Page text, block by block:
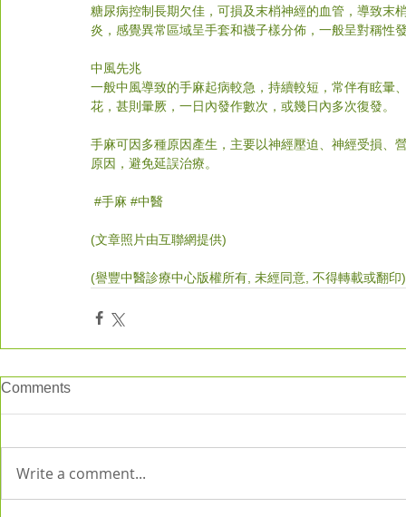
糖尿病控制長期欠佳，可損及末梢神經的血管，導致末
炎，感覺異常區域呈手套和襪子樣分佈，一般呈對稱性
中風先兆
一般中風導致的手麻起病較急，持續較短，常伴有眩暈
花，甚則暈厥，一日內發作數次，或幾日內多次復發。
手麻可因多種原因產生，主要以神經壓迫、神經受損、
原因，避免延誤治療。
#手麻 #中醫
(文章照片由互聯網提供)
(譽豐中醫診療中心版權所有, 未經同意, 不得轉載或翻印)
Comments
Write a comment...